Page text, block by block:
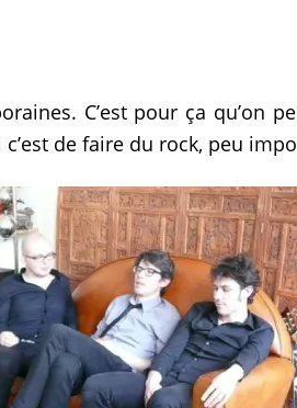
C’est pour ça qu’on
de faire du rock, peu